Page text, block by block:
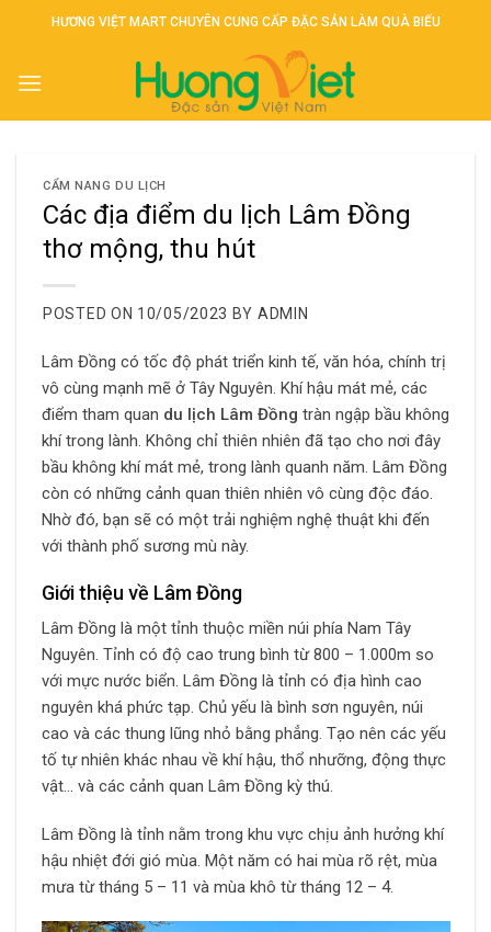
HƯƠNG VIỆT MART CHUYÊN CUNG CẤP ĐẶC SẢN LÀM QUÀ BIẾU
CẨM NANG DU LỊCH
Các địa điểm du lịch Lâm Đồng
thơ mộng, thu hút
POSTED ON 10/05/2023 BY ADMIN
Lâm Đồng có tốc độ phát triển kinh tế, văn hóa, chính trị
vô cùng mạnh mẽ ở Tây Nguyên. Khí hậu mát mẻ, các
điểm tham quan du lịch Lâm Đồng tràn ngập bầu không
khí trong lành. Không chỉ thiên nhiên đã tạo cho nơi đây
bầu không khí mát mẻ, trong lành quanh năm. Lâm Đồng
còn có những cảnh quan thiên nhiên vô cùng độc đáo.
Nhờ đó, bạn sẽ có một trải nghiệm nghệ thuật khi đến
với thành phố sương mù này.
Giới thiệu về Lâm Đồng
Lâm Đồng là một tỉnh thuộc miền núi phía Nam Tây
Nguyên. Tỉnh có độ cao trung bình từ 800 – 1.000m so
với mực nước biển. Lâm Đồng là tỉnh có địa hình cao
nguyên khá phức tạp. Chủ yếu là bình sơn nguyên, núi
cao và các thung lũng nhỏ bằng phẳng. Tạo nên các yếu
tố tự nhiên khác nhau về khí hậu, thổ nhưỡng, động thực
vật… và các cảnh quan Lâm Đồng kỳ thú.
Lâm Đồng là tỉnh nằm trong khu vực chịu ảnh hưởng khí
hậu nhiệt đới gió mùa. Một năm có hai mùa rõ rệt, mùa
mưa từ tháng 5 – 11 và mùa khô từ tháng 12 – 4.